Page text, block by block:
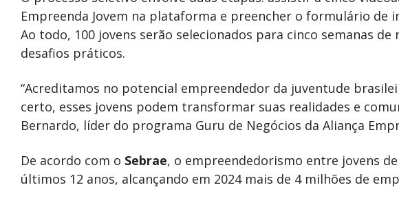
Empreenda Jovem na plataforma e preencher o formulário de
Ao todo, 100 jovens serão selecionados para cinco semanas
desafios práticos.
“Acreditamos no potencial empreendedor da juventude
certo, esses jovens podem transformar suas realidades e
Bernardo, líder do programa Guru de Negócios da Aliança
De acordo com o Sebrae, o empreendedorismo entre jovens de
últimos 12 anos, alcançando em 2024 mais de 4 milhões de